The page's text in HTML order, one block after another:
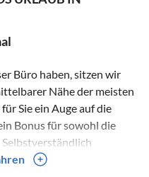
Büro haben, sitzen wir
Nähe der meisten
Sie ein Auge auf die
Bonus für sowohl die
und sollten Fragen